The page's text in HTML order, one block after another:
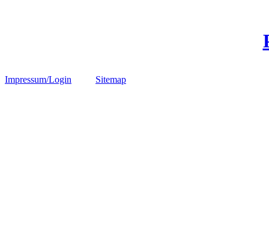
Impressum/Login Sitemap